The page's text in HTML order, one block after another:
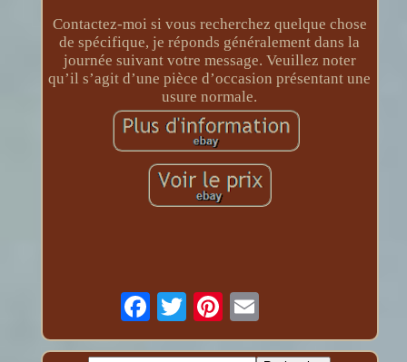
Contactez-moi si vous recherchez quelque chose
de spécifique, je réponds généralement dans la
journée suivant votre message. Veuillez noter
qu’il s’agit d’une pièce d’occasion présentant une
usure normale.